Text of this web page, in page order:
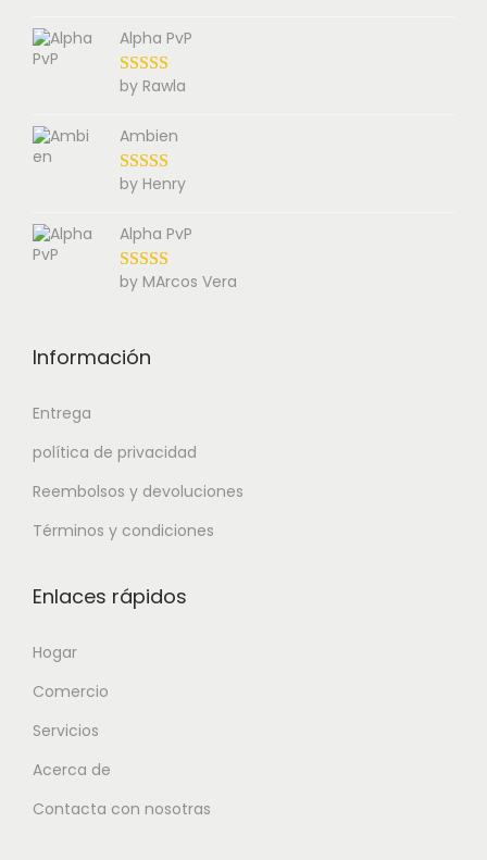
Alpha PvP
by Rawla
Ambien
by Henry
Alpha PvP
by MArcos Vera
Información
Entrega
política de privacidad
Reembolsos y devoluciones
Términos y condiciones
Enlaces rápidos
Hogar
Comercio
Servicios
Acerca de
Contacta con nosotras